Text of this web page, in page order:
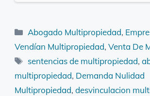
Categorías
Abogado Multipropiedad,
Vendían Multipropiedad, Venta De
Etiquetas
sentencias de multipropiedad,
multipropiedad, Demanda Nulidad
Multipropiedad, desvinculacion